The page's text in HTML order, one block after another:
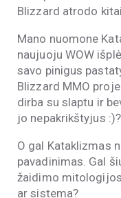
Blizzard atrodo
Mano nuomone
naujuoju WOW
savo pinigus
Blizzard MMO
dirba su slaptu ir
jo nepakrikštyjus :)?
O gal Kataklizmas
pavadinimas. Gal
žaidimo
ar sistema?